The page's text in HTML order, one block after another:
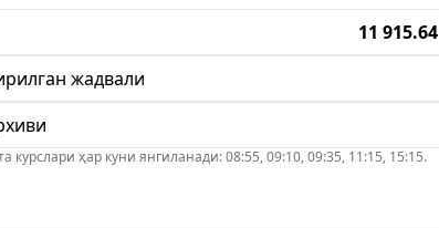
11 915.64
жадвали
ҳар куни янгиланади: 08:55, 09:10, 09:35, 11:15, 15:15.